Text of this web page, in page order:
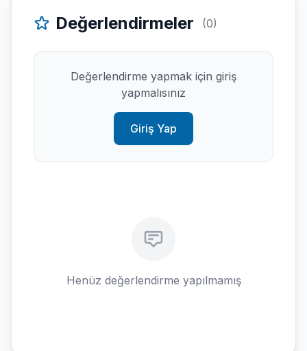
Değerlendirmeler (0)
Değerlendirme yapmak için giriş
yapmalısınız
Giriş Yap
Henüz değerlendirme yapılmamış